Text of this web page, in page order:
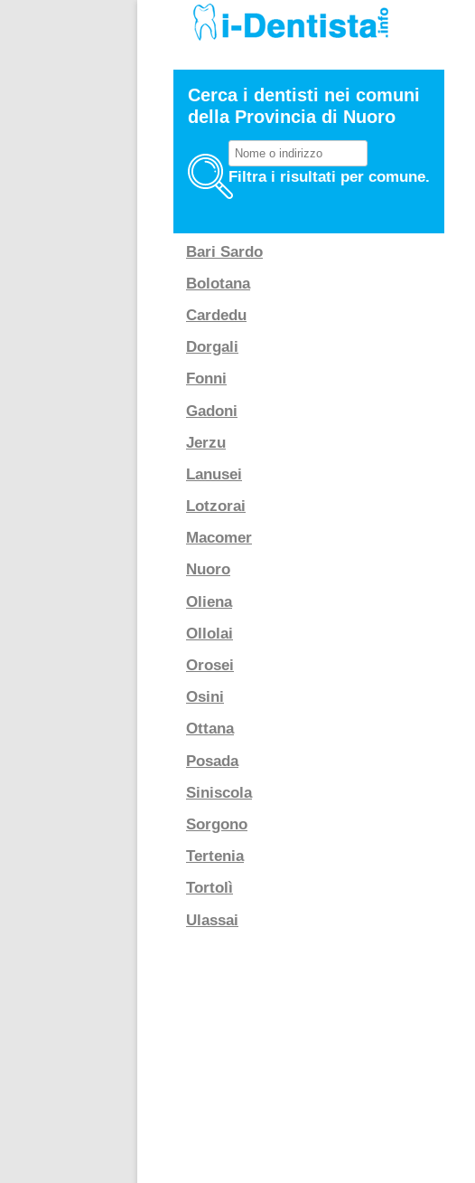
Cerca i dentisti nei comuni
della Provincia di Nuoro
Filtra i risultati per comune.
Bari Sardo
Bolotana
Cardedu
Dorgali
Fonni
Gadoni
Jerzu
Lanusei
Lotzorai
Macomer
Nuoro
Oliena
Ollolai
Orosei
Osini
Ottana
Posada
Siniscola
Sorgono
Tertenia
Tortolì
Ulassai